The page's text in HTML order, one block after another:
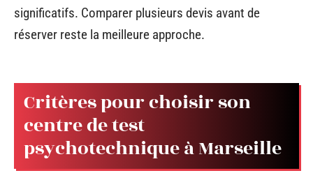
significatifs. Comparer plusieurs devis avant de
réserver reste la meilleure approche.
Critères pour choisir son
centre de test
psychotechnique à Marseille